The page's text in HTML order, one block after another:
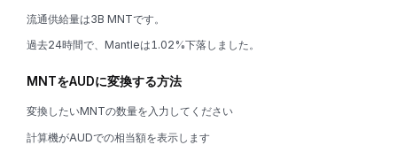
流通供給量は3B MNTです。
過去24時間で、Mantleは1.02%下落しました。
MNTをAUDに変換する方法
変換したいMNTの数量を入力してください
計算機がAUDでの相当額を表示します